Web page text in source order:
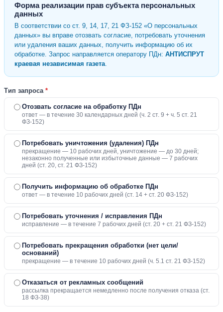
Форма реализации прав субъекта персональных
данных
В соответствии со ст. 9, 14, 17, 21 ФЗ-152 «О персональных
данных» вы вправе отозвать согласие, потребовать уточнения
или удаления ваших данных, получить информацию об их
обработке. Запрос направляется оператору ПДн: АНТИСПРУТ
краевая независимая газета.
Тип запроса *
Отозвать согласие на обработку ПДн
ответ — в течение 30 календарных дней (ч. 2 ст. 9 + ч. 5 ст. 21
ФЗ-152)
Потребовать уничтожения (удаления) ПДн
прекращение — 10 рабочих дней, уничтожение — до 30 дней;
незаконно полученные или избыточные данные — 7 рабочих
дней (ст. 20, ст. 21 ФЗ-152)
Получить информацию об обработке ПДн
ответ — в течение 10 рабочих дней (ст. 14 + ст. 20 ФЗ-152)
Потребовать уточнения / исправления ПДн
исправление — в течение 7 рабочих дней (ст. 20 + ст. 21 ФЗ-152)
Потребовать прекращения обработки (нет цели/
оснований)
прекращение — в течение 10 рабочих дней (ч. 5.1 ст. 21 ФЗ-152)
Отказаться от рекламных сообщений
рассылка прекращается немедленно после получения отказа (ст.
18 ФЗ-38)